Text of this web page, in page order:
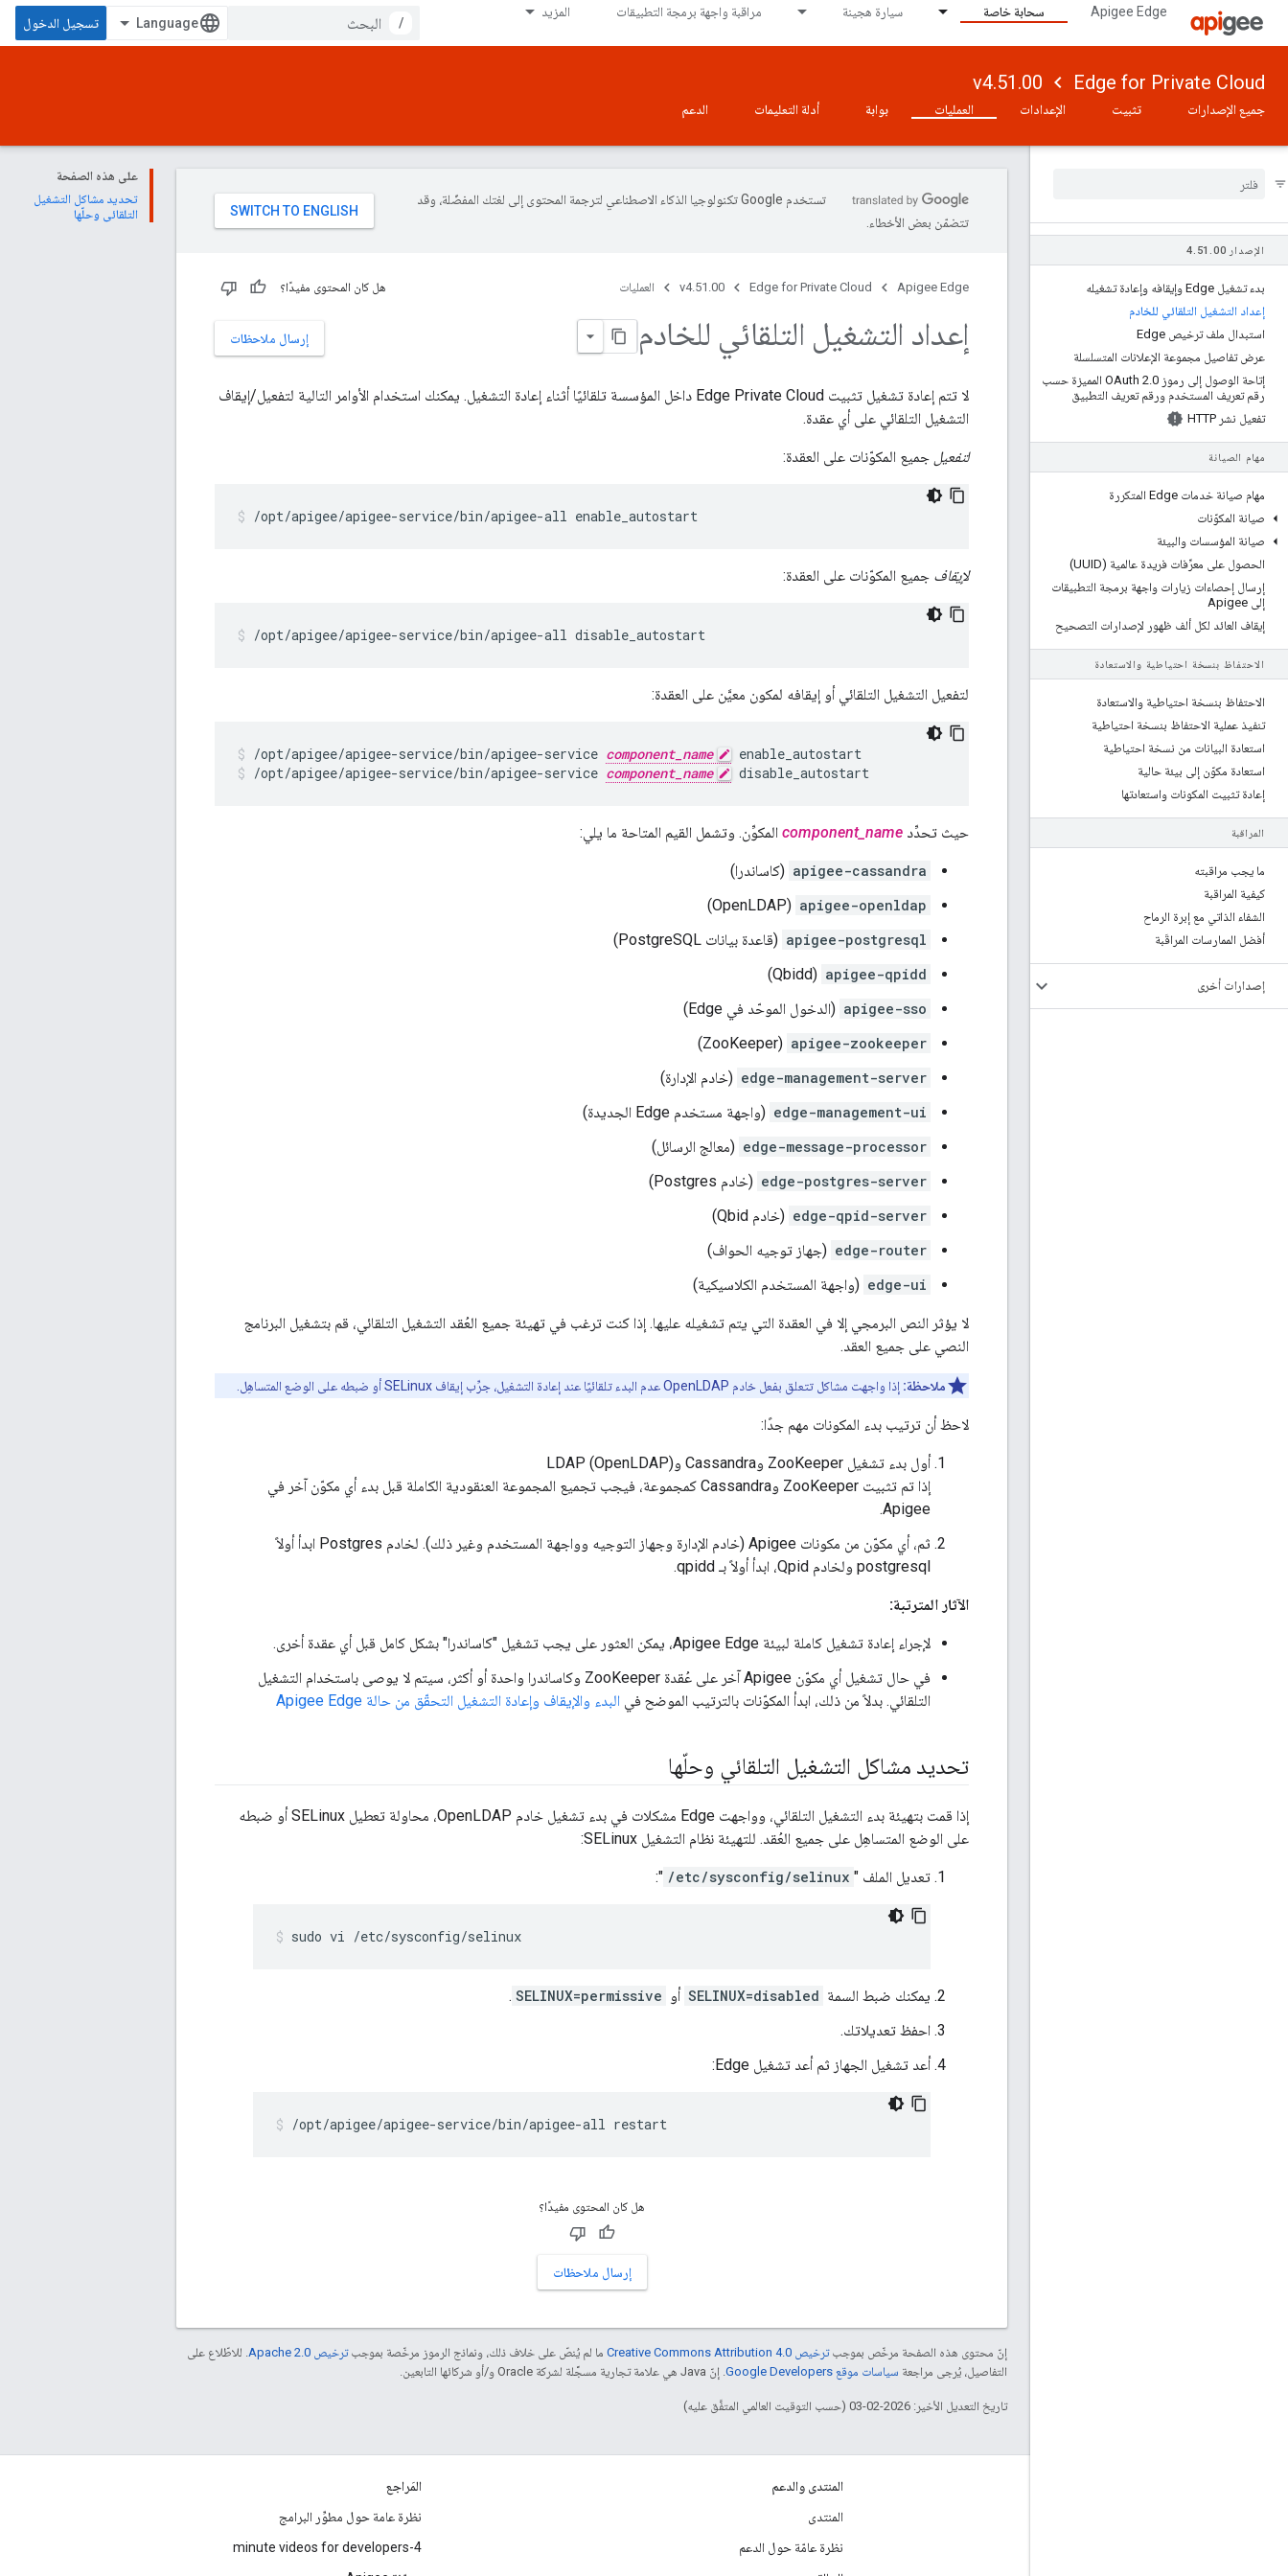
Apigee Edge سحابة خاصة سيارة هجينة مراقبة واجهة برمجة التطبيقات المزيد
/ تسجيل الدخول
Edge for Private Cloud
v4.51.00
جميع الإصدارات تثبيت الإعدادات العمليات بوابة أدلة التعليمات الدعم
الإصدار 4 . 51 .00
بدء تشغيل Edge وإيقافه وإعادة تشغيله
إعداد التشغيل التلقائي للخادم
استبدال ملف ترخيص Edge
عرض تفاصيل مجموعة الإعلانات المتسلسلة
إتاحة الوصول إلى رموز OAuth 2
.
0 المميزة حسب
رقم تعريف المستخدم ورقم تعريف التطبيق
تفعيل نشر HTTP
مهام الصيانة
مهام صيانة خدمات Edge المتكررة
صيانة المكوّنات
صيانة المؤسسات والبيئة
الحصول على معرِّفات فريدة عالمية (UUID)
إرسال إحصاءات زيارات واجهة برمجة التطبيقات
إلى Apigee
إيقاف العائد لكل ألف ظهور لإصدارات التصحيح
الاحتفاظ بنسخة احتياطية والاستعادة
الاحتفاظ بنسخة احتياطية والاستعادة
تنفيذ عملية الاحتفاظ بنسخة احتياطية
استعادة البيانات من نسخة احتياطية
استعادة مكوّن إلى بيئة حالية
إعادة تثبيت المكونات واستعادتها
المراقبة
ما يجب مراقبته
كيفية المراقبة
الشفاء الذاتي مع إبرة الرماح
أفضل الممارسات المراقَبة
إصدارات أخرى
على هذه الصفحة
تحديد مشاكل التشغيل
التلقائي وحلّها
تستخدم Google تكنولوجيا الذكاء الاصطناعي لترجمة المحتوى إلى لغتك المفضّلة، وقد
تتضمّن بعض الأخطاء.
Apigee Edge
Edge for Private Cloud
v4.51.00 العمليات هل كان المحتوى مفيدًا؟
إرسال ملاحظات إعداد التشغيل التلقائي للخادم
لا تتم إعادة تشغيل تثبيت Edge Private Cloud داخل المؤسسة تلقائيًا أثناء إعادة التشغيل. يمكنك استخدام الأوامر التالية لتفعيل/إيقاف
التشغيل التلقائي على أي عقدة.
لتفعيل جميع المكوّنات على العقدة:
/opt/apigee/apigee-service/bin/apigee-all enable_autostart
لإيقاف جميع المكوّنات على العقدة:
/opt/apigee/apigee-service/bin/apigee-all disable_autostart
لتفعيل التشغيل التلقائي أو إيقافه لمكون معيَّن على العقدة:
/opt/apigee/apigee-service/bin/apigee-service component_name
/opt/apigee/apigee-service/bin/apigee-service component_name disable_autostart
حيث تحدِّد component_name المكوِّن. وتشمل القيم المتاحة ما يلي:
apigee-cassandra (كاساندرا)
apigee-openldap
(OpenLDAP)
apigee-postgresql (قاعدة بيانات PostgreSQL)
apigee-qpidd
(Qbidd)
apigee-sso (الدخول الموحّد في Edge)
apigee-zookeeper
(ZooKeeper)
edge-management-server (خادم الإدارة)
edge-management-ui (واجهة مستخدم Edge الجديدة)
edge-message-processor (معالج الرسائل)
edge-postgres-server (خادم Postgres)
edge-qpid-server (خادم Qbid)
edge-router (جهاز توجيه الحواف)
edge-ui (واجهة المستخدم الكلاسيكية)
لا يؤثر النص البرمجي إلا في العقدة التي يتم تشغيله عليها. إذا كنت ترغب في تهيئة جميع العُقد التشغيل التلقائي، قم بتشغيل البرنامج
النصي على جميع العقد.
ملاحظة: إذا واجهت مشاكل تتعلق بفعل خادم OpenLDAP عدم البدء تلقائيًا عند إعادة التشغيل، جرِّب إيقاف SELinux أو ضبطه على الوضع المتساهِل.
لاحظ أن ترتيب بدء المكونات مهم جدًا:
أول بدء تشغيل ZooKeeper وCassandra وLDAP (OpenLDAP)
إذا تم تثبيت ZooKeeper وCassandra كمجموعة، فيجب تجميع المجموعة العنقودية الكاملة قبل بدء أي مكوّن آخر في
Apigee.
ثم، أي مكوّن من مكونات Apigee (خادم الإدارة وجهاز التوجيه وواجهة المستخدم وغير ذلك). لخادم Postgres ابدأ أولاً
postgresql ولخادم Qpid، ابدأ أولاً بـ qpidd.
الآثار المترتبة:
لإجراء إعادة تشغيل كاملة لبيئة Apigee Edge، يمكن العثور على يجب تشغيل "كاساندرا" بشكل كامل قبل أي عقدة أخرى.
في حال تشغيل أي مكوّن Apigee آخر على عُقدة ZooKeeper وكاساندرا واحدة أو أكثر، سيتم لا يوصى باستخدام التشغيل
التلقائي. بدلاً من ذلك، ابدأ المكوّنات بالترتيب الموضح في البدء والإيقاف وإعادة التشغيل التحقّق من حالة Apigee Edge
تحديد مشاكل التشغيل التلقائي وحلّها
إذا قمت بتهيئة بدء التشغيل التلقائي، وواجهت Edge مشكلات في بدء تشغيل خادم OpenLDAP، محاولة تعطيل SELinux أو ضبطه
على الوضع المتساهِل على جميع العُقد. للتهيئة نظام التشغيل SELinux:
تعديل الملف " /etc/sysconfig/selinux
":
sudo vi /etc/sysconfig/selinux
يمكنك ضبط السمة SELINUX=disabled أو SELINUX=permissive
.
احفظ تعديلاتك.
أعد تشغيل الجهاز ثم أعد تشغيل Edge:
/opt/apigee/apigee-service/bin/apigee-all restart
هل كان المحتوى مفيدًا؟
إرسال ملاحظات
إنّ محتوى هذه الصفحة مرخّص بموجبترخيص Creative Commons Attribution 4.0‏ ما لم يُنصّ على خلاف ذلك، ونماذج الرموز مرخّصة بموجبترخيص Apache 2.0‏
. للاطّلاع على
التفاصيل، يُرجى مراجعة سياسات موقع Google Developers‏ . إنّ Java هي علامة تجارية مسجَّلة لشركة Oracle و/أو شركائها التابعين.
تاريخ التعديل الأخير: 2026-02-03 (حسب التوقيت العالمي المتفَّق عليه)
المنتدى والدعم
المنتدى
نظرة عامّة حول الدعم
المَراجع
نظرة عامة حول مطوِّر البرامج
4-minute videos for developers